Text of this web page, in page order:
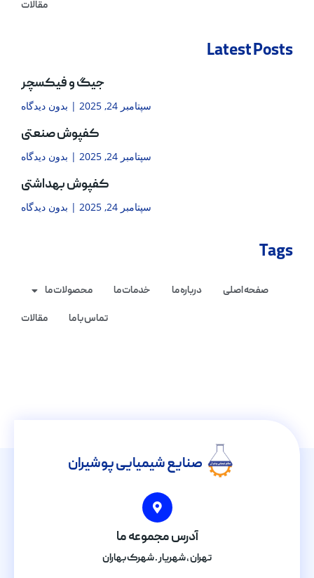
مقالات
Latest Posts
جیگ و فیکسچر
سپتامبر 24, 2025 بدون دیدگاه
کفپوش صنعتی
سپتامبر 24, 2025 بدون دیدگاه
کفپوش بهداشتی
سپتامبر 24, 2025 بدون دیدگاه
Tags
صفحه اصلی درباره ما خدمات ما
محصولات ما
تماس با ما
مقالات
صنایع شیمیایی پوشیران
آدرس مجموعه ما
تهران , شهریار . شهرک بهاران